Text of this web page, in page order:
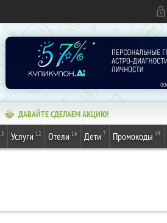
ДАВАЙТЕ СДЕЛАЕМ АКЦИЮ!
Услуги 12 Отели 16 Дети 7 Промокоды 49